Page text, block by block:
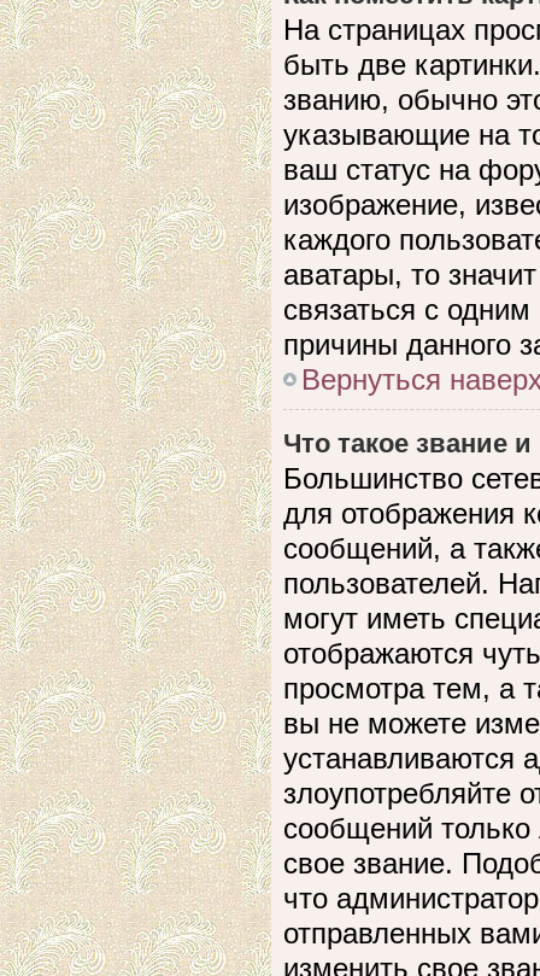
На страницах
быть две
званию, обычно
указывающие на
ваш статус на
изображение,
каждого
аватары, то
связаться с
причины данного
Вернуться
Что такое звание
Большинство
для отображения
сообщений, а
пользователей.
могут иметь
отображаются
просмотра тем, а
вы не можете
устанавливаются
злоупотребляйте
сообщений
свое звание.
что
отправленных
изменить свое